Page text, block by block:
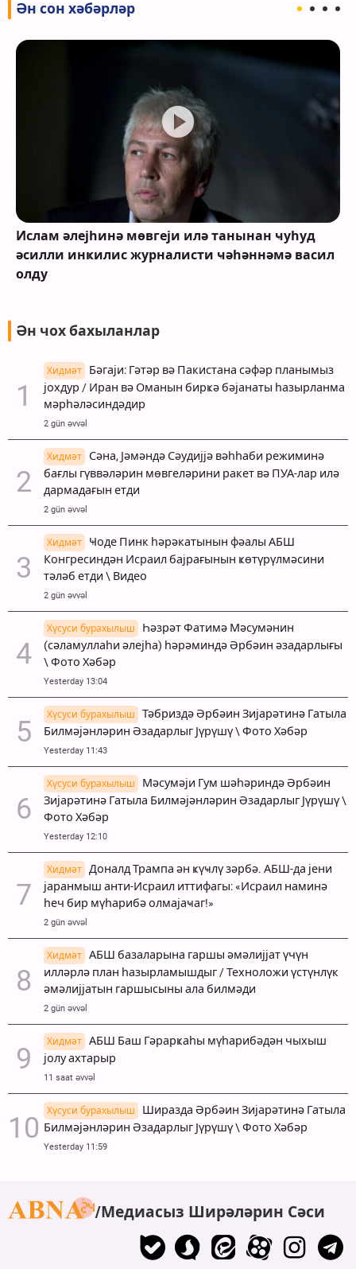
Ән сон хәбәрләр
Ислам әлејһинә мөвгеји илә танынан ҹуһуд
әсилли инҝилис журналисти ҹәһәннәмә васил
олду
Ән чох бахыланлар
Хидмәт
Бәгаји: Гәтәр вә Пакистана сәфәр планымыз
јохдур / Иран вә Оманын бирҝә бәјанаты һазырланма
мәрһәләсиндәдир
2 gün əvvəl
Хидмәт
Сәна, Јәмәндә Сәудијјә вәһһаби режиминә
бағлы гүввәләрин мөвгеләрини ракет вә ПУА-лар илә
дармадағын етди
2 gün əvvəl
Хидмәт
Ҹоде Пинк һәрәкатынын фәалы АБШ
Конгресиндән Исраил бајрағынын ҝөтүрүлмәсини
тәләб етди \ Видео
2 gün əvvəl
Хүсуси бурахылыш
Һәзрәт Фатимә Мәсумәнин
(сәламуллаһи әлејһа) һәрәминдә Әрбәин әзадарлығы
\ Фото Хәбәр
Yesterday 13:04
Хүсуси бурахылыш
Тәбриздә Әрбәин Зијарәтинә Гатыла
Билмәјәнләрин Әзадарлыг Јүрүшү \ Фото Хәбәр
Yesterday 11:43
Хүсуси бурахылыш
Мәсумәји Гум шәһәриндә Әрбәин
Зијарәтинә Гатыла Билмәјәнләрин Әзадарлыг Јүрүшү \
Фото Хәбәр
Yesterday 12:10
Хидмәт
Доналд Трампа ән ҝүҹлү зәрбә. АБШ-да јени
јаранмыш анти-Исраил иттифагы: «Исраил наминә
һеч бир мүһарибә олмајаҹаг!»
2 gün əvvəl
Хидмәт
АБШ базаларына гаршы әмәлијјат үчүн
илләрлә план һазырламышдыг / Техноложи үстүнлүк
әмәлијјатын гаршысыны ала билмәди
2 gün əvvəl
Хидмәт
АБШ Баш Гәрарҝаһы мүһарибәдән чыхыш
јолу ахтарыр
11 saat əvvəl
Хүсуси бурахылыш
Ширазда Әрбәин Зијарәтинә Гатыла
Билмәјәнләрин Әзадарлыг Јүрүшү \ Фото Хәбәр
Yesterday 11:59
Медиасыз Ширәләрин Сәси